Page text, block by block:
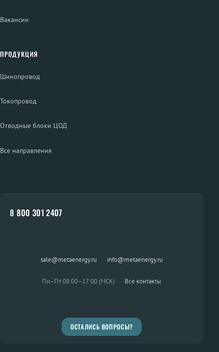
Вакансии
ПРОДУКЦИЯ
Шинопровод
Токопровод
Отводные блоки ЦОД
Все направления
8 800 301 2407
sale@metaenergy.ru · info@metaenergy.ru
Пн–Пт 08:00–17:00 (МСК) · Все контакты
ОСТАЛИСЬ ВОПРОСЫ?